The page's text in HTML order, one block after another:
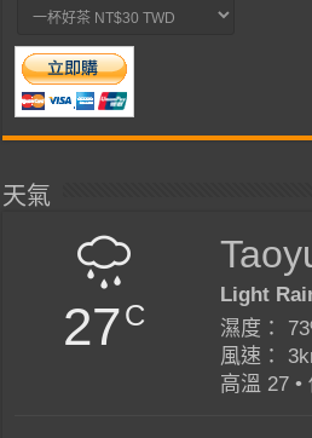
天氣
27C
Light
濕度：
風速：
高溫 27 •